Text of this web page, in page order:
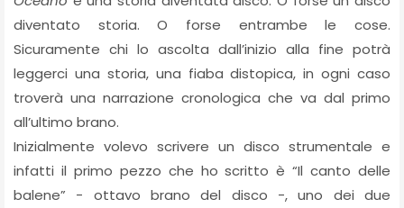
diventato storia. O forse entrambe le cose.
Sicuramente chi lo ascolta dall’inizio alla fine potrà
leggerci una storia, una fiaba distopica, in ogni caso
troverà una narrazione cronologica che va dal primo
all’ultimo brano.
Inizialmente volevo scrivere un disco strumentale e
infatti il primo pezzo che ho scritto è “Il canto delle
balene” - ottavo brano del disco -, uno dei due